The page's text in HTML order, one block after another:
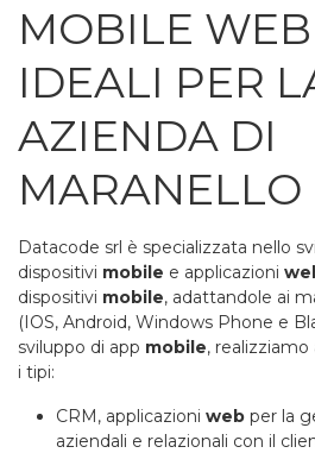
MOBILE
IDEALI PER
AZIENDA DI
MARANELLO
Datacode srl è specializzata nello
dispositivi mobile e applicazioni
dispositivi mobile, adattandole ai
(IOS, Android, Windows Phone e
sviluppo di app mobile, realizziamo
i tipi:
CRM, applicazioni web per la
aziendali e relazionali con il